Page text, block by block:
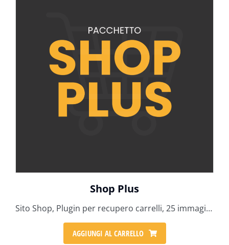
Shop Plus
Sito Shop, Plugin per recupero carrelli, 25 immagini per e-commerce, 25 foto per e-commerce, testi sito, 25 schede prodotto, 12 ore tecniche
AGGIUNGI AL CARRELLO